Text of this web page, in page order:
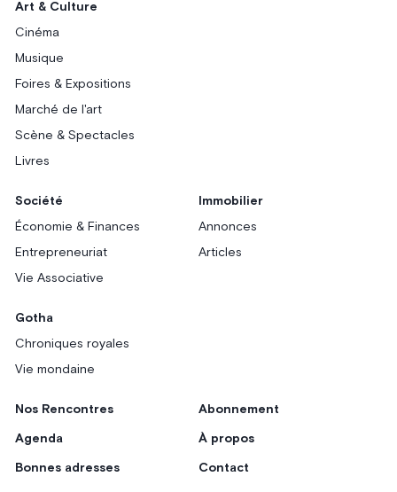
Art & Culture
Cinéma
Musique
Foires & Expositions
Marché de l'art
Scène & Spectacles
Livres
Société
Économie & Finances
Entrepreneuriat
Vie Associative
Immobilier
Annonces
Articles
Gotha
Chroniques royales
Vie mondaine
Nos Rencontres
Agenda
Bonnes adresses
Abonnement
À propos
Contact